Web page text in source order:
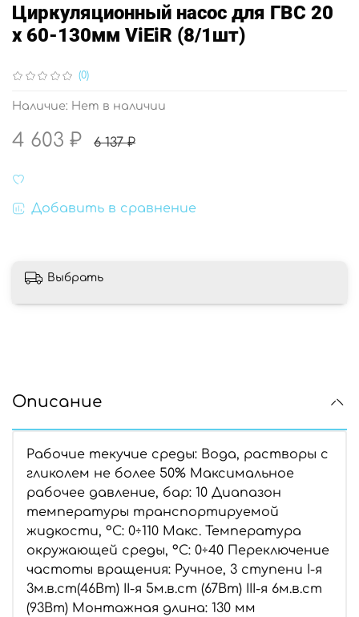
(0)
Наличие: Нет в наличии
Циркуляционный насос для ГВС 20
х 60-130мм ViEiR (8/1шт)
4 603 ₽ 6 137 ₽
Добавить в сравнение
Выбрать
Описание
Рабочие текучие среды: Вода, растворы с
гликолем не более 50% Максимальное
рабочее давление, бар: 10 Диапазон
температуры транспортируемой
жидкости, ºС: 0÷110 Макс. Температура
окружающей среды, ºС: 0÷40 Переключение
частоты вращения: Ручное, 3 ступени I-я
3м.в.ст(46Вт) II-я 5м.в.ст (67Вт) III-я 6м.в.ст
(93Вт) Монтажная длина: 130 мм